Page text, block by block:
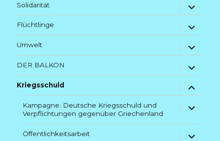
Solidarität
Untermenü
anzeigen
Flüchtlinge
Untermenü
anzeigen
Umwelt
Untermenü
anzeigen
DER BALKON
Untermenü
anzeigen
Kriegsschuld
Untermenü
anzeigen
Kampagne: Deutsche Kriegsschuld und
Verpflichtungen gegenüber Griechenland
Untermenü
anzeigen
Öffentlichkeitsarbeit
Untermenü